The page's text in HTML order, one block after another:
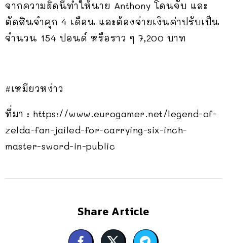
จากความผิดนี้ทำให้นาย Anthony โดนจับ และ
ตัดสินจำคุก 4 เดือน และต้องจ่ายเงินค่าปรับเป็น
จำนวน 154 ปอนด์ หรือราว ๆ 7,200 บาท
#เหมียวหง่าว
ที่มา : https://www.eurogamer.net/legend-of-
zelda-fan-jailed-for-carrying-six-inch-
master-sword-in-public
Share Article